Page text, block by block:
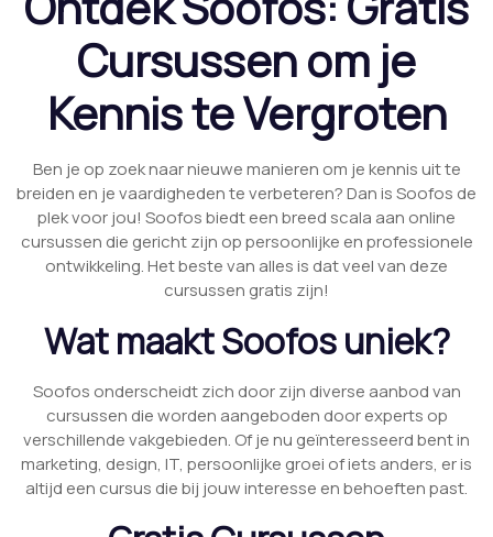
Cursussen om je
Kennis te Vergroten
Ben je op zoek naar nieuwe manieren om je kennis uit te
breiden en je vaardigheden te verbeteren? Dan is Soofos de
plek voor jou! Soofos biedt een breed scala aan online
cursussen die gericht zijn op persoonlijke en professionele
ontwikkeling. Het beste van alles is dat veel van deze
cursussen gratis zijn!
Wat maakt Soofos uniek?
Soofos onderscheidt zich door zijn diverse aanbod van
cursussen die worden aangeboden door experts op
verschillende vakgebieden. Of je nu geïnteresseerd bent in
marketing, design, IT, persoonlijke groei of iets anders, er is
altijd een cursus die bij jouw interesse en behoeften past.